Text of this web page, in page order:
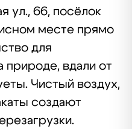
ул., 66, посёлок
месте прямо
для
природе, вдали от
Чистый воздух,
создают